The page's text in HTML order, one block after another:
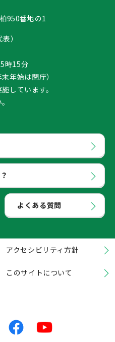
950番地の1
）
時15分
年始は閉庁）
しています。
よくある質問
アクセシビリティ方針
このサイトについて